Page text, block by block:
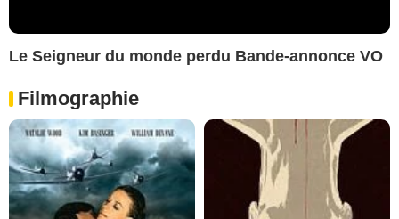
Le Seigneur du monde perdu Bande-annonce VO
Filmographie